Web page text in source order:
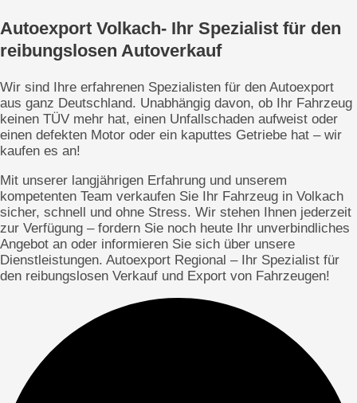
Autoexport Volkach- Ihr Spezialist für den
reibungslosen Autoverkauf
Wir sind Ihre erfahrenen Spezialisten für den Autoexport
aus ganz Deutschland. Unabhängig davon, ob Ihr Fahrzeug
keinen TÜV mehr hat, einen Unfallschaden aufweist oder
einen defekten Motor oder ein kaputtes Getriebe hat – wir
kaufen es an!
Mit unserer langjährigen Erfahrung und unserem
kompetenten Team verkaufen Sie Ihr Fahrzeug in Volkach
sicher, schnell und ohne Stress. Wir stehen Ihnen jederzeit
zur Verfügung – fordern Sie noch heute Ihr unverbindliches
Angebot an oder informieren Sie sich über unsere
Dienstleistungen. Autoexport Regional – Ihr Spezialist für
den reibungslosen Verkauf und Export von Fahrzeugen!